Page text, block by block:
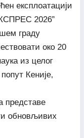
експлоатацији
2026”
граду
око 20
из целог
Кеније,
представе
обновљивих